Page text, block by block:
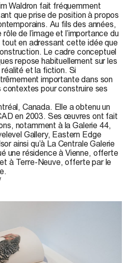
Waldron fait fréquemment
que prise de position à propos
Au fils des années,
de l’image et l’importance du
en adressant cette idée que
Le cadre conceptuel
repose habituellement sur les
et la fiction. Si
importante dans son
contextes pour construire ses
Canada. Elle a obtenu un
en 2003. Ses œuvres ont fait
notamment à la Galerie 44,
Gallery, Eastern Edge
ainsi qu’à La Centrale Galerie
une résidence à Vienne, offerte
à Terre-Neuve, offerte par le